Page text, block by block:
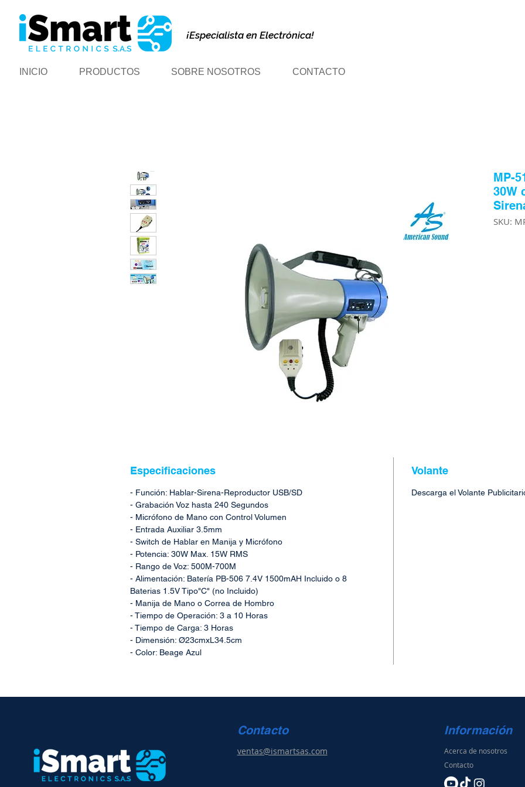
¡Especialista en Electrónica!
INICIO PRODUCTOS SOBRE NOSOTROS CONTACTO
MP-
30W
SKU:
Especificaciones
- Función: Hablar-Sirena-Reproductor USB/SD
- Grabación Voz hasta 240 Segundos
- Micrófono de Mano con Control Volumen
- Entrada Auxiliar 3.5mm
- Switch de Hablar en Manija y Micrófono
- Potencia: 30W Max. 15W RMS
- Rango de Voz: 500M-700M
- Alimentación: Batería PB-506 7.4V 1500mAH Incluido o 8
Baterias 1.5V Tipo"C" (no Incluido)
- Manija de Mano o Correa de Hombro
- Tiempo de Operación: 3 a 10 Horas
- Tiempo de Carga: 3 Horas
- Dimensión: Ø23cmxL34.5cm
- Color: Beage Azul
Volante
Descarga el Volante
Contacto
ventas@ismartsas.com
Información
Acerca de nosotros
Contacto